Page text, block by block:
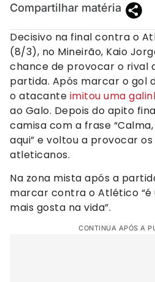
Compartilhar matéria
Decisivo na final contra o
(8/3), no Mineirão, Kaio
chance de provocar o rival
partida. Após marcar o gol
o atacante imitou uma
ao Galo. Depois do apito
camisa com a frase
aqui” e voltou a provocar
atleticanos.
Na zona mista após a
marcar contra o Atlético “é
mais gosta na vida”.
CONTINUA APÓS A